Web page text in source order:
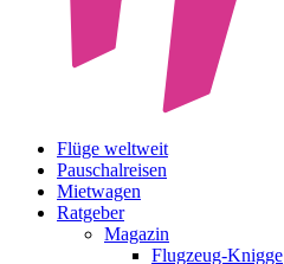
Flüge weltweit
Pauschalreisen
Mietwagen
Ratgeber
Magazin
Flugzeug-Knigge